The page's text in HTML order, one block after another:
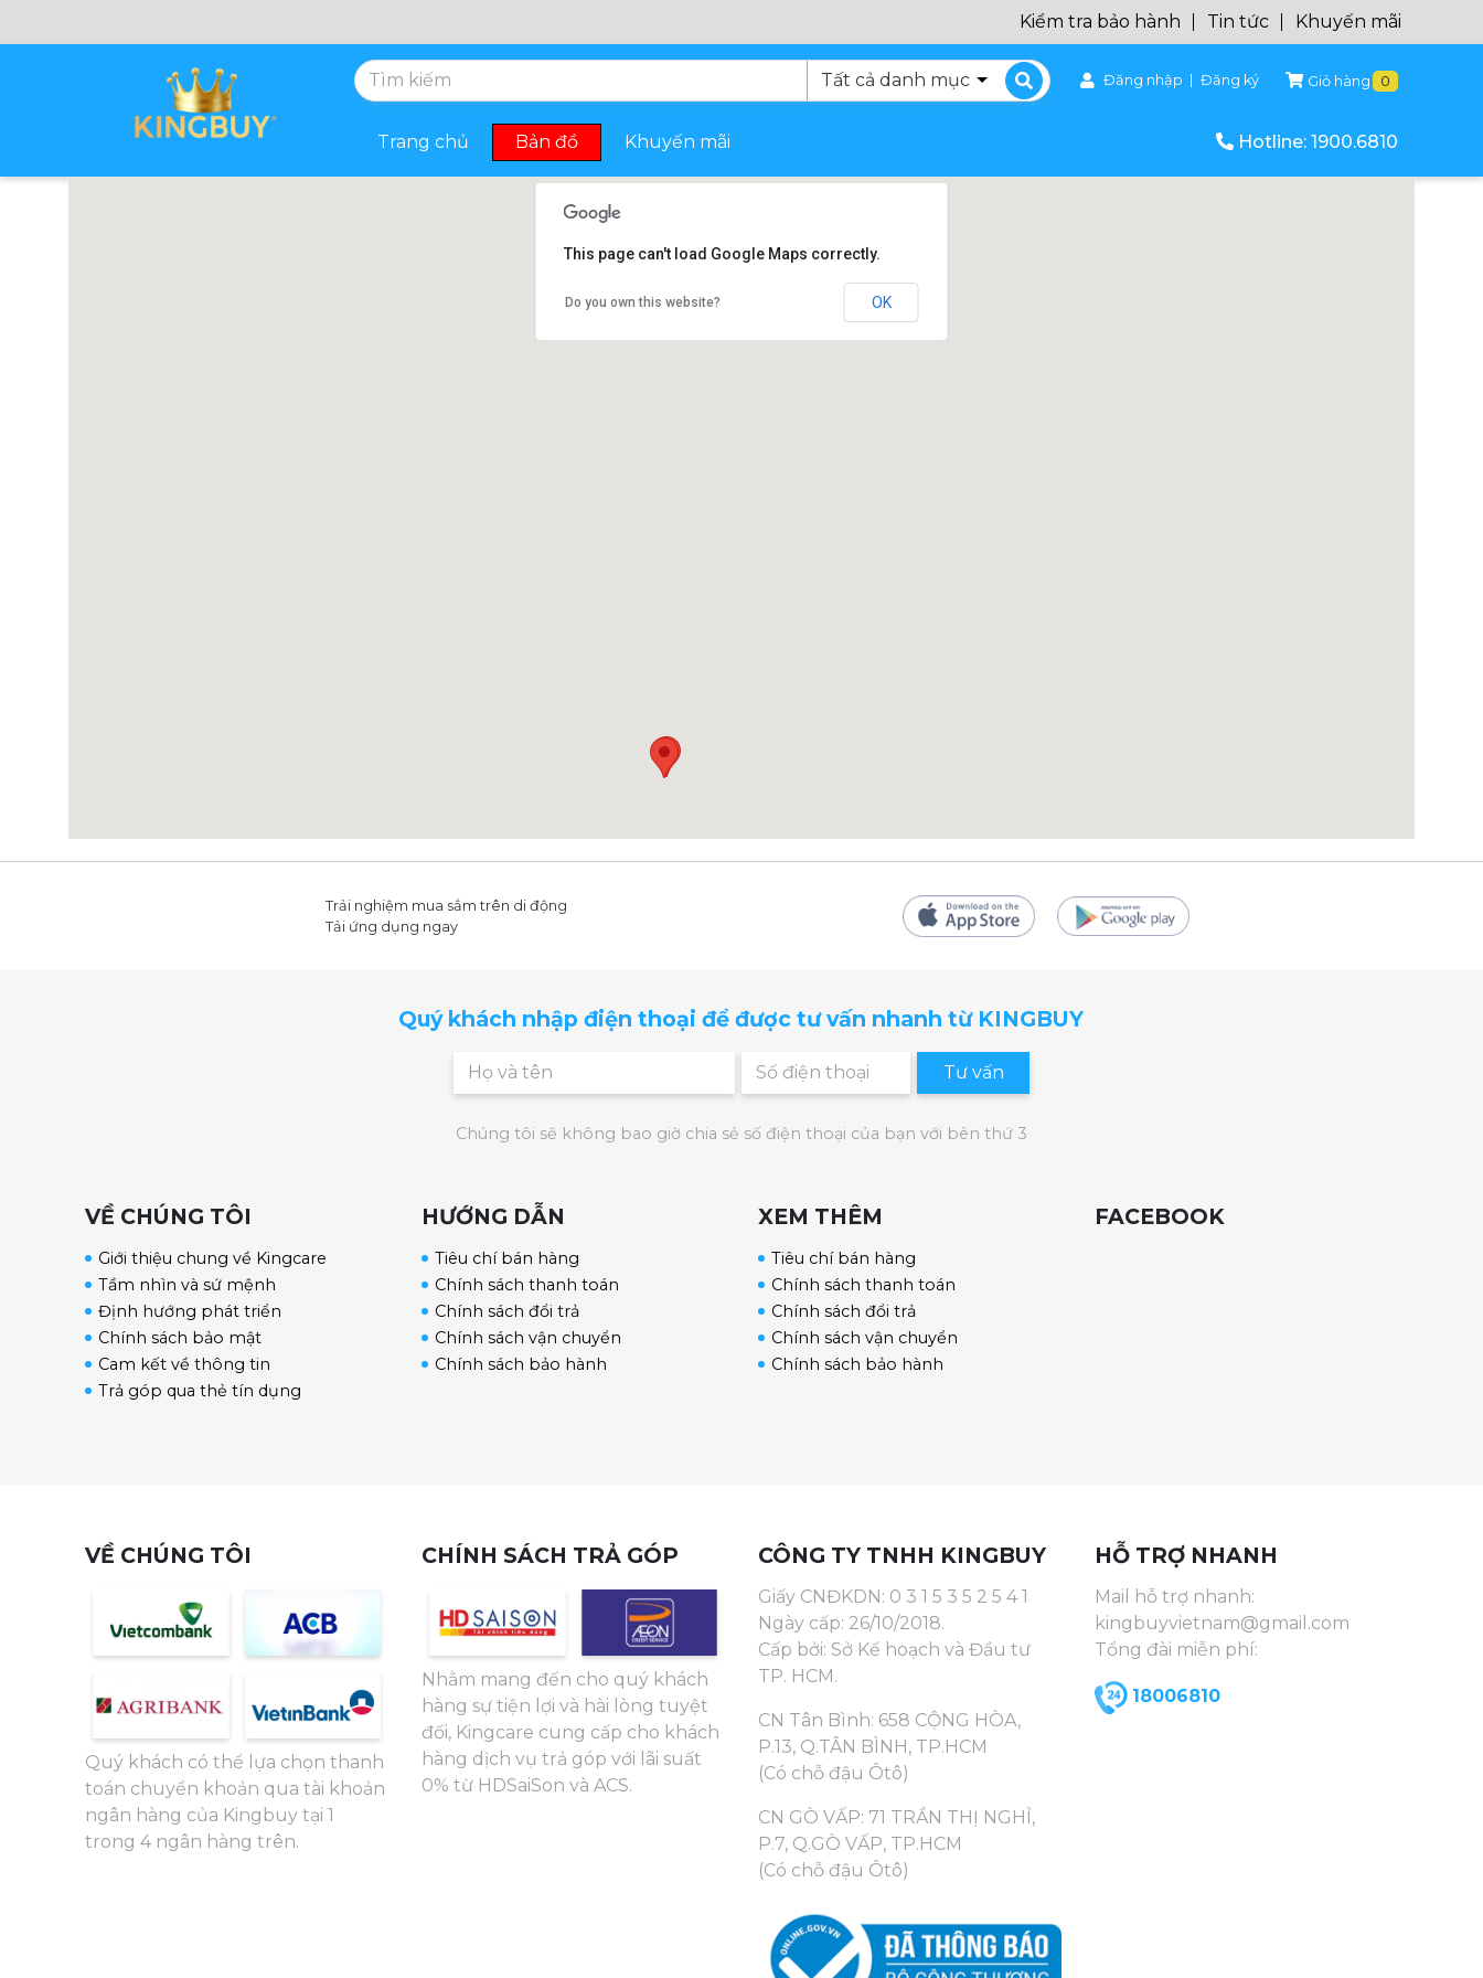
Kiểm tra bảo hành Tin tức Khuyến mãi
Đăng nhập Đăng ký Giỏ hàng 0
Trang chủ Bản đồ Khuyến mãi Hotline: 1900.6810
This page can't load Google Maps correctly.
Do you own this website? OK
Trải nghiệm mua sắm trên di động
Tải ứng dụng ngay
Quý khách nhập điện thoại để được tư vấn nhanh từ KINGBUY
Tư vấn
Chúng tôi sẽ không bao giờ chia sẻ số điện thoại của bạn với bên thứ 3
VỀ CHÚNG TÔI
Giới thiệu chung về Kingcare
Tầm nhìn và sứ mệnh
Định hướng phát triển
Chính sách bảo mật
Cam kết về thông tin
Trả góp qua thẻ tín dụng
HƯỚNG DẪN
Tiêu chí bán hàng
Chính sách thanh toán
Chính sách đổi trả
Chính sách vận chuyển
Chính sách bảo hành
XEM THÊM
Tiêu chí bán hàng
Chính sách thanh toán
Chính sách đổi trả
Chính sách vận chuyển
Chính sách bảo hành
FACEBOOK
VỀ CHÚNG TÔI
Quý khách có thể lựa chọn thanh
toán chuyển khoản qua tài khoản
ngân hàng của Kingbuy tại 1
trong 4 ngân hàng trên.
CHÍNH SÁCH TRẢ GÓP
Nhằm mang đến cho quý khách
hàng sự tiện lợi và hài lòng tuyệt
đối, Kingcare cung cấp cho khách
hàng dịch vụ trả góp với lãi suất
0% từ HDSaiSon và ACS.
CÔNG TY TNHH KINGBUY
Giấy CNĐKDN: 0 3 1 5 3 5 2 5 4 1
Ngày cấp: 26/10/2018.
Cấp bởi: Sở Kế hoạch và Đầu tư
TP. HCM.
CN Tân Bình: 658 CỘNG HÒA,
P.13, Q.TÂN BÌNH, TP.HCM
(Có chỗ đậu Ôtô)
CN GÒ VẤP: 71 TRẦN THỊ NGHỈ,
P.7, Q.GÒ VẤP, TP.HCM
(Có chỗ đậu Ôtô)
HỖ TRỢ NHANH
Mail hỗ trợ nhanh:
kingbuyvietnam@gmail.com
Tổng đài miễn phí:
18006810